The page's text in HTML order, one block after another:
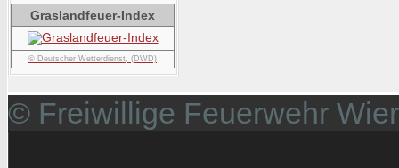
Graslandfeuer-Index
© Deutscher Wetterdienst, (DWD)
© Freiwillige Feuerwehr